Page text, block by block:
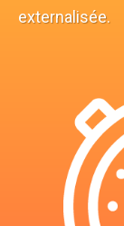
externalisée.